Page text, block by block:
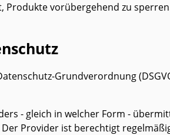
vorübergehend zu
Grundverordnung
- gleich in welcher Form -
Provider ist berechtigt